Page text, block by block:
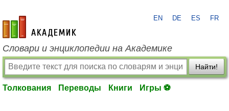
academic.ru
EN DE ES FR
Словари и энциклопедии на Академике
Найти!
Толкования Переводы Книги Игры ⚽